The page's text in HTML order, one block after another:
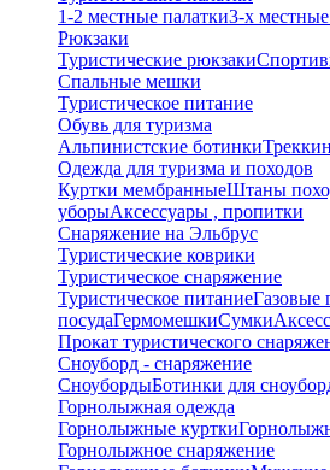
1-2 местные палатки3-х
Рюкзаки
Туристические рюкзаки
Спальные мешки
Туристическое питание
Обувь для туризма
Альпинистские ботинки
Одежда для туризма и походов
Куртки мембранныеШтаны
уборыАксессуары , пропитки
Снаряжение на Эльбрус
Туристические коврики
Туристическое снаряжение
Туристическое питаниеГазовые
посудаГермомешкиСумки
Прокат туристического
Сноуборд - снаряжение
СноубордыБотинки для
Горнолыжная одежда
Горнолыжные куртки
Горнолыжное снаряжение